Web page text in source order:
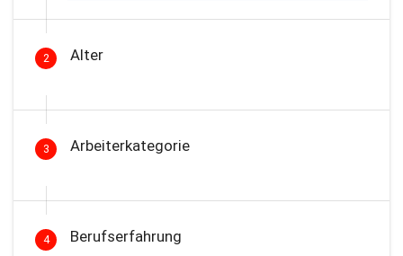
2 Alter
3 Arbeiterkategorie
4 Berufserfahrung